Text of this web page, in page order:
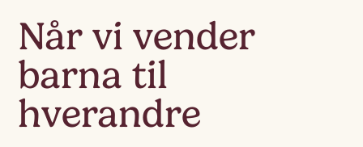
Når vi vender
barna til
hverandre